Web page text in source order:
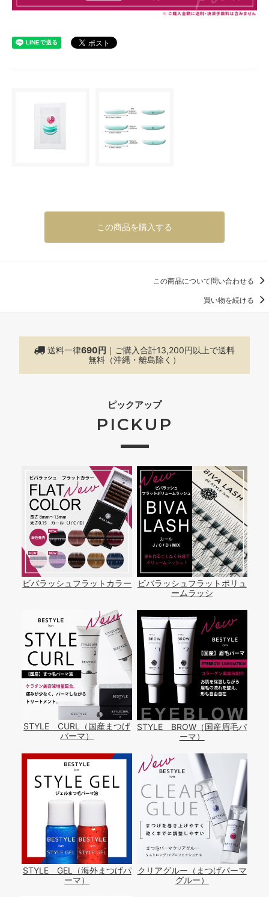
この商品を購入する
この商品について問い合わせる
買い物を続ける
送料一律690円 ｜ご購入合計13,200円以上で送料
無料（沖縄・離島除く）
ピックアップ
PICKUP
ビバラッシュフラットカラー
ビバラッシュフラットボリュ
ームラッシ
STYLE CURL（国産まつげ
パーマ）
STYLE BROW（国産眉毛パ
ーマ）
STYLE GEL（海外まつげパ
ーマ）
クリアグルー（まつげパーマ
グルー）